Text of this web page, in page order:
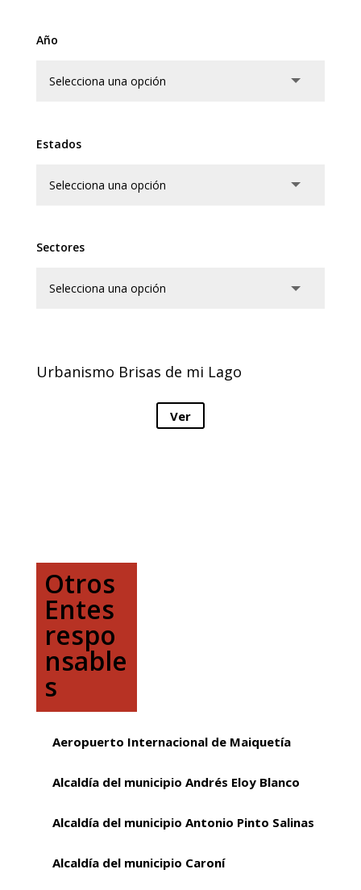
Año
Estados
Sectores
Urbanismo Brisas de mi Lago
Ver
Otros
Entes
respo
nsable
s
Aeropuerto Internacional de Maiquetía
Alcaldía del municipio Andrés Eloy Blanco
Alcaldía del municipio Antonio Pinto Salinas
Alcaldía del municipio Caroní